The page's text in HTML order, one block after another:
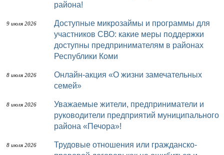
района!
9 июля 2026
Доступные микрозаймы и программы для
участников СВО: какие меры поддержки
доступны предпринимателям в районах
Республики Коми
8 июля 2026
Онлайн-акция «О жизни замечательных
семей»
8 июля 2026
Уважаемые жители, предприниматели и
руководители предприятий муниципального
района «Печора»!
8 июля 2026
Трудовые отношения или гражданско-